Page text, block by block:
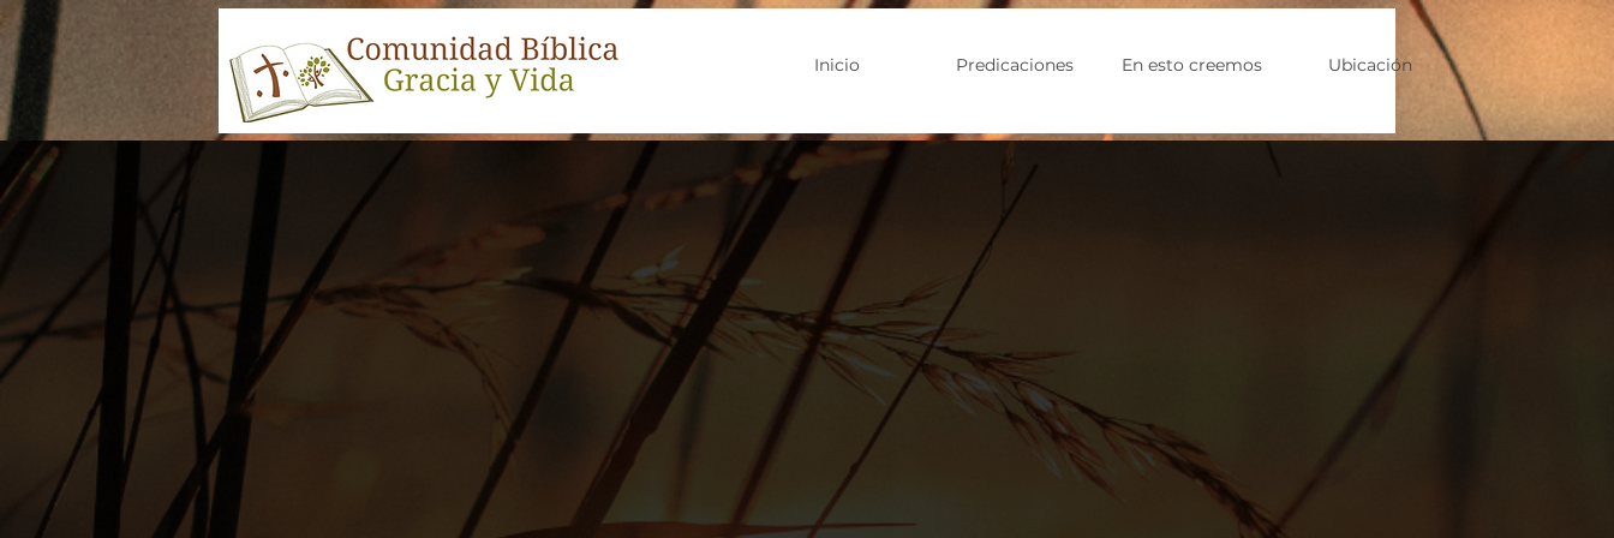
Inicio Predicaciones En esto creemos Ubicación